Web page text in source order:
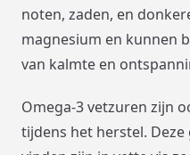
noten, zaden, en
magnesium en kunnen
van kalmte en
Omega-3 vetzuren zijn
tijdens het herstel.